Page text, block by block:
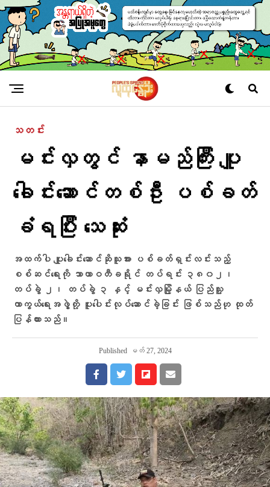
သတင်း
မင်းလှတွင် နာမည်ကြီး ပျူ
ခေါင်းဆောင်တစ်ဦး ပစ်ခတ်
ခံရပြီး သေဆုံး
အထက်ပါ ပျူခေါင်းဆောင်ဆိုသူအား ပစ်ခတ်ရှင်းလင်းသည့်
စစ်ဆင်ရေးကို သာယာဝတီခရိုင် တပ်ရင်း ၃၈၀၂၊
တပ်ခွဲ ၂၊ တပ်ခွဲ ၃ နှင့် မင်းလှမြို့နယ် ပြည်သူ့
ကာကွယ်ရေးအဖွဲ့တို့ ပူးပေါင်းလုပ်ဆောင်ခဲ့ခြင်း ဖြစ်သည်ဟု ထုတ်
ပြန်ထားသည်။
Published မတ် 27, 2024